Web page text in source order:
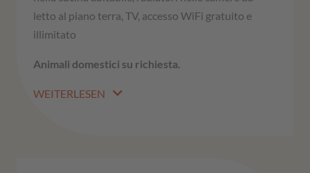
letto al piano terra, TV, accesso WiFi gratuito e
illimitato
Animali domestici su richiesta.
WEITERLESEN